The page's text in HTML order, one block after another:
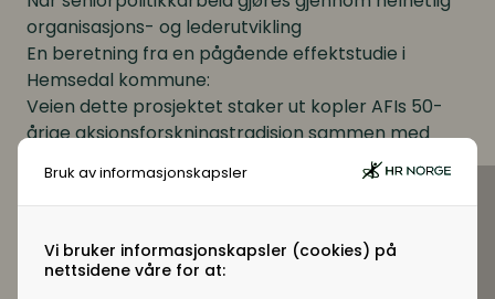
Bruk av informasjonskapsler
Vi bruker informasjonskapsler (cookies) på
nettsidene våre for at:
organisasjons- og lederutvikling
En beretning fra en pågående effektstudie i
Hemsedal kommune:
Veien dette prosjektet staker ut kopler AFIs 50-
årige aksjonsforskningstradisjon sammen med
evidensbasert psykologi og lederteori, og det tar
alle aktørene i arbeidslivet på alvor ved at man
tenker helhetlig om arbeidsplassen. Prosjektet har
som grunnpremiss at det gode arbeidsmiljøet for
seniorene vil skape et godt arbeidsmiljø for alle.